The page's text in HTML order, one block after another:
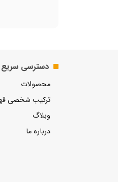
دسترسی سریع
محصولات
ترکیب شخصی
وبلاگ
درباره ما